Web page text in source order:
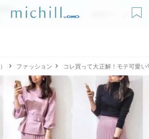
が
無料ダウンロード
ファッション コレ買って大正解！モテ可愛